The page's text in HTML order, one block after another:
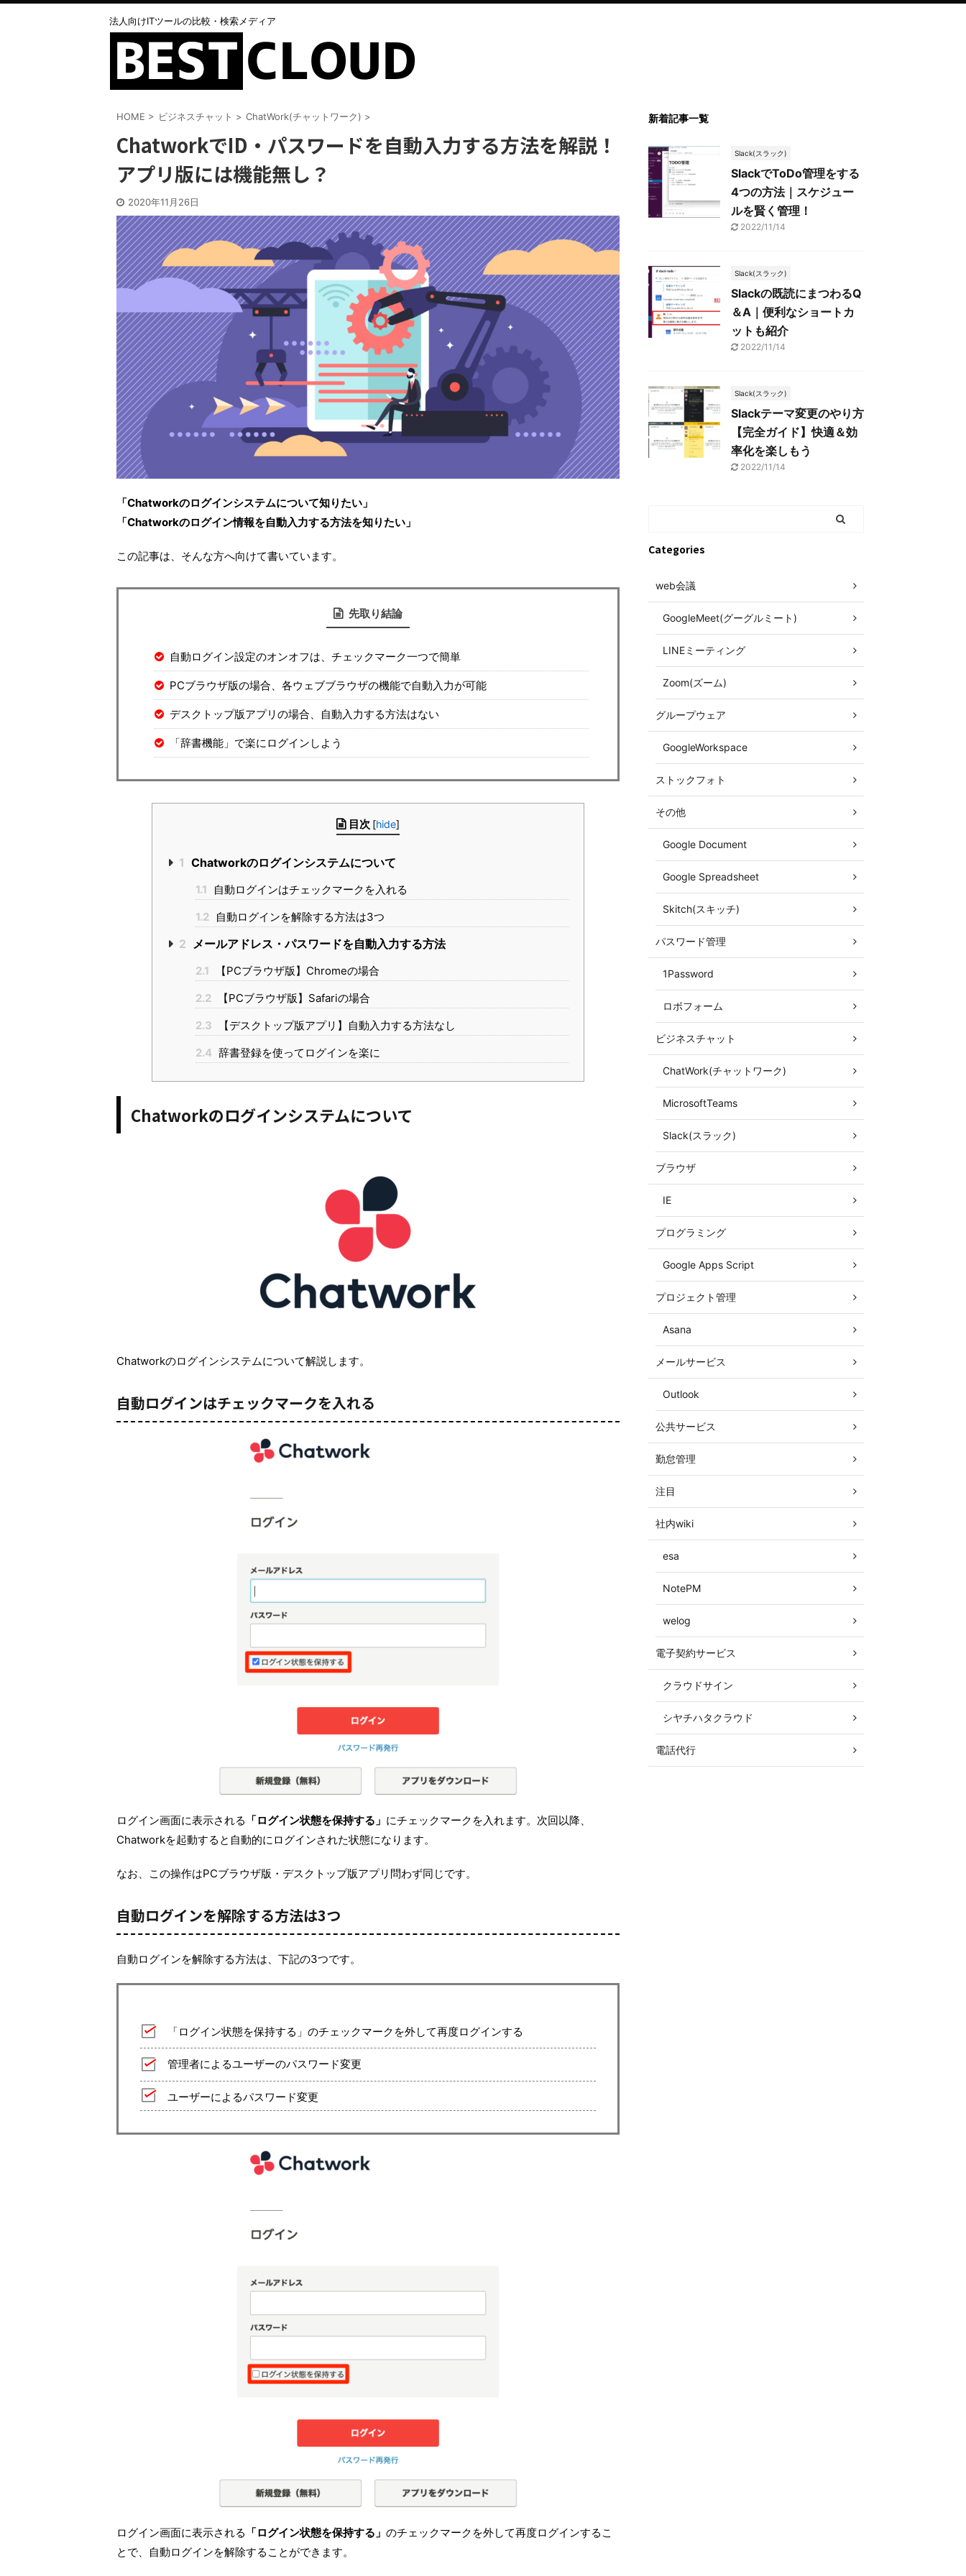
法人向けITツールの比較・検索メディア
HOME > ビジネスチャット > ChatWork(チャットワーク) >
ChatworkでID・パスワードを自動入力する方法を解説！
アプリ版には機能無し？
2020年11月26日
「Chatworkのログインシステムについて知りたい」
「Chatworkのログイン情報を自動入力する方法を知りたい」
この記事は、そんな方へ向けて書いています。
先取り結論
自動ログイン設定のオンオフは、チェックマーク一つで簡単
PCブラウザ版の場合、各ウェブブラウザの機能で自動入力が可能
デスクトップ版アプリの場合、自動入力する方法はない
「辞書機能」で楽にログインしよう
目次 [hide]
1 Chatworkのログインシステムについて
1.1
自動ログインはチェックマークを入れる
1.2 自動ログインを解除する方法は3つ
2 メールアドレス・パスワードを自動入力する方法
2.1
【PCブラウザ版】Chromeの場合
2.2
【PCブラウザ版】Safariの場合
2.3
【デスクトップ版アプリ】自動入力する方法なし
2.4 辞書登録を使ってログインを楽に
Chatworkのログインシステムについて
Chatworkのログインシステムについて解説します。
自動ログインはチェックマークを入れる
ログイン画面に表示される 「ログイン状態を保持する」 にチェックマークを入れます。次回以降、
Chatworkを起動すると自動的にログインされた状態になります。
なお、この操作はPCブラウザ版・デスクトップ版アプリ問わず同じです。
自動ログインを解除する方法は3つ
自動ログインを解除する方法は、下記の3つです。
「ログイン状態を保持する」のチェックマークを外して再度ログインする
管理者によるユーザーのパスワード変更
ユーザーによるパスワード変更
ログイン画面に表示される 「ログイン状態を保持する」 のチェックマークを外して再度ログインするこ
とで、自動ログインを解除することができます。
新着記事一覧
Slack(スラック)
SlackでToDo管理をする
4つの方法｜スケジュー
ルを賢く管理！
2022/11/14
Slack(スラック)
Slackの既読にまつわるQ
＆A｜便利なショートカ
ットも紹介
2022/11/14
Slack(スラック)
Slackテーマ変更のやり方
【完全ガイド】快適＆効
率化を楽しもう
2022/11/14
Categories
web会議
GoogleMeet(グーグルミート)
LINEミーティング
Zoom(ズーム)
グループウェア
GoogleWorkspace
ストックフォト
その他
Google Document
Google Spreadsheet
Skitch(スキッチ)
パスワード管理
1Password
ロボフォーム
ビジネスチャット
ChatWork(チャットワーク)
MicrosoftTeams
Slack(スラック)
ブラウザ
IE
プログラミング
Google Apps Script
プロジェクト管理
Asana
メールサービス
Outlook
公共サービス
勤怠管理
注目
社内wiki
esa
NotePM
welog
電子契約サービス
クラウドサイン
シヤチハタクラウド
電話代行